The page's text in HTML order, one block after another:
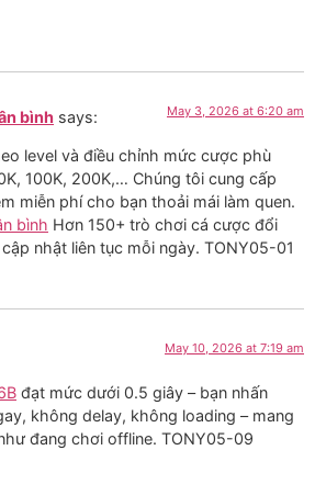
bình says: May 3, 2026 at 6:20 am
level và điều chỉnh mức cược phù
100K, 200K,… Chúng tôi cung cấp
miễn phí cho bạn thoải mái làm quen.
bình Hơn 150+ trò chơi cá cược đổi
nhật liên tục mỗi ngày. TONY05-01
May 10, 2026 at 7:19 am
đạt mức dưới 0.5 giây – bạn nhấn
không delay, không loading – mang
đang chơi offline. TONY05-09